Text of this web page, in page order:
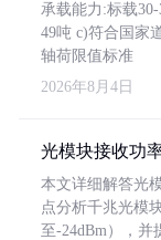
承载能力:标载
49吨 c)符合国家
轴荷限值标准
2026年8月4日
光模块接收功
本文详细解答光
点分析千兆光模
至-24dBm），